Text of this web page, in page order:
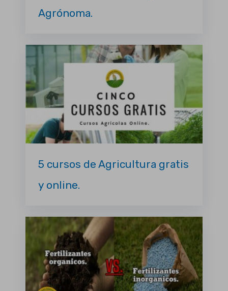
Agrónoma.
5 cursos de Agricultura gratis
y online.